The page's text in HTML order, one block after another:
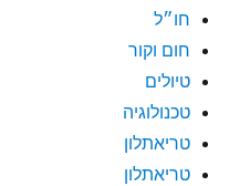
חו״ל
חום וקור
טיולים
טכנולוגיה
טריאתלון
טריאתלון